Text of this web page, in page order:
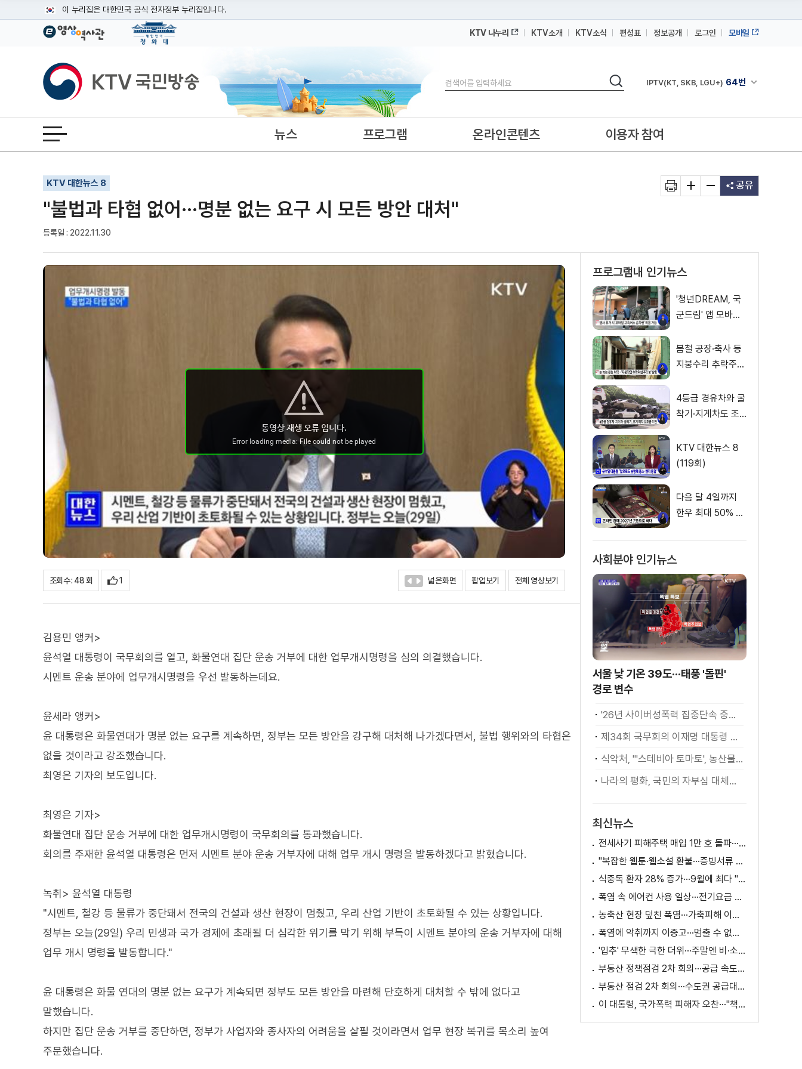
이 누리집은 대한민국 공식 전자정부 누리집입니다.
공식 누리집 주소 확인하기
이밖에 or.kr 또는 .kr등 다른 도메인 주소를 사용하고 있다면 아래 URL에서 도메인 주소를 확인해 보세요
운영중인 공식 누리집보기
KTV 나누리 KTV소개 KTV소식 편성표 정보공개 로그인 모바일
KTV국민방송
검색
검색 채널안내 펼쳐
IPTV(KT, SKB, LGU+) 64번
IPTV(KT, SKB, LGU+)
전체메뉴 열기 뉴스 프로그램 온라인콘텐츠 이용자 참여
KTV 대한뉴스 8
"불법과 타협 없어···명분 없는 요구 시 모든 방안 대처"
등록일 : 2022.11.30
기사인쇄
글자확대
글자축소 공유
조회수 : 48 회 1 넓은화면 팝업보기 전체 영상보기
김용민 앵커>
윤석열 대통령이 국무회의를 열고, 화물연대 집단 운송 거부에 대한 업무개시명령을 심의 의결했습니다.
시멘트 운송 분야에 업무개시명령을 우선 발동하는데요.
윤세라 앵커>
윤 대통령은 화물연대가 명분 없는 요구를 계속하면, 정부는 모든 방안을 강구해 대처해 나가겠다면서, 불법 행위와의 타협은
없을 것이라고 강조했습니다.
최영은 기자의 보도입니다.
최영은 기자>
화물연대 집단 운송 거부에 대한 업무개시명령이 국무회의를 통과했습니다.
회의를 주재한 윤석열 대통령은 먼저 시멘트 분야 운송 거부자에 대해 업무 개시 명령을 발동하겠다고 밝혔습니다.
녹취> 윤석열 대통령
"시멘트, 철강 등 물류가 중단돼서 전국의 건설과 생산 현장이 멈췄고, 우리 산업 기반이 초토화될 수 있는 상황입니다.
정부는 오늘(29일) 우리 민생과 국가 경제에 초래될 더 심각한 위기를 막기 위해 부득이 시멘트 분야의 운송 거부자에 대해
업무 개시 명령을 발동합니다."
윤 대통령은 화물 연대의 명분 없는 요구가 계속되면 정부도 모든 방안을 마련해 단호하게 대처할 수 밖에 없다고
말했습니다.
하지만 집단 운송 거부를 중단하면, 정부가 사업자와 종사자의 어려움을 살필 것이라면서 업무 현장 복귀를 목소리 높여
주문했습니다.
프로그램내 인기뉴스
'청년DREAM, 국
군드림' 앱 모바일
서비스 개시
봄철 공장·축사 등
지붕수리 추락주의
4등급 경유차와 굴
착기·지게차도 조
원
KTV 대한뉴스 8
(119회)
다음 달 4일까지
한우 최대 50% 할
사회분야 인기뉴스
서울 낮 기온 39도···태풍 '돌핀'
경로 변수
'26년 사이버성폭력 집중단속 중간성과 발표···향후 추진계획은?
제34회 국무회의 이재명 대통령 모두발언
식약처, "'스테비아 토마토', 농산물 아닌 가공식품"
나라의 평화, 국민의 자부심 대체불가 대한민국 이재명 대통령 모두말씀
최신뉴스
전세사기 피해주택 매입 1만 호 돌파···피해 지원 속도
"복잡한 웹툰·웹소설 환불···증빙서류 요구까지"
식중독 환자 28% 증가···9월에 최다 "입추 방심 금물"
폭염 속 에어컨 사용 일상···전기요금 줄이려면?
농축산 현장 덮친 폭염···가축피해 이틀 새 28만 마리↑
폭염에 악취까지 이중고···멈출 수 없는 필수노동
'입추' 무색한 극한 더위···주말엔 비·소나기
부동산 정책점검 2차 회의···공급 속도전 본격화하나
부동산 점검 2차 회의···수도권 공급대책 논의
이 대통령, 국가폭력 피해자 오찬···"책임지고 치유"